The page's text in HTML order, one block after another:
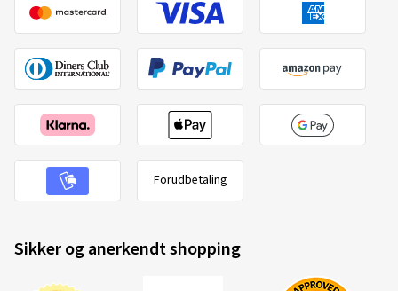
Forudbetaling
Sikker og anerkendt shopping